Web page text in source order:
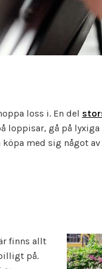
loss i. En del
loppisar, gå på
med sig något
finns allt
på.